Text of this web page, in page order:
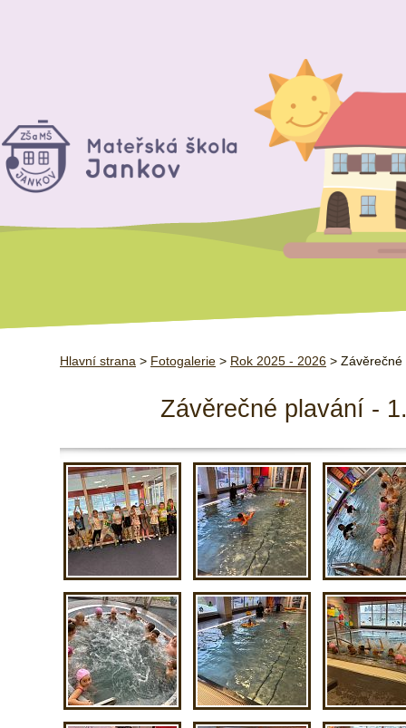
Hlavní strana > Fotogalerie > Rok 2025 - 2026 >
Závěrečné plavání -